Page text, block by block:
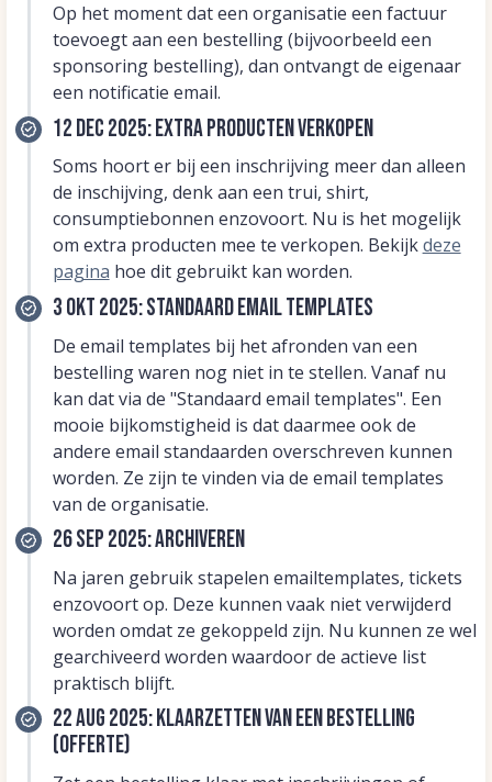
Op het moment dat een organisatie een factuur
toevoegt aan een bestelling (bijvoorbeeld een
sponsoring bestelling), dan ontvangt de eigenaar
een notificatie email.
12 dec 2025: Extra producten verkopen
Soms hoort er bij een inschrijving meer dan alleen
de inschijving, denk aan een trui, shirt,
consumptiebonnen enzovoort. Nu is het mogelijk
om extra producten mee te verkopen. Bekijkdeze
pagina hoe dit gebruikt kan worden.
3 okt 2025: Standaard email templates
De email templates bij het afronden van een
bestelling waren nog niet in te stellen. Vanaf nu
kan dat via de "Standaard email templates". Een
mooie bijkomstigheid is dat daarmee ook de
andere email standaarden overschreven kunnen
worden. Ze zijn te vinden via de email templates
van de organisatie.
26 sep 2025: Archiveren
Na jaren gebruik stapelen emailtemplates, tickets
enzovoort op. Deze kunnen vaak niet verwijderd
worden omdat ze gekoppeld zijn. Nu kunnen ze wel
gearchiveerd worden waardoor de actieve list
praktisch blijft.
22 aug 2025: Klaarzetten van een bestelling
(offerte)